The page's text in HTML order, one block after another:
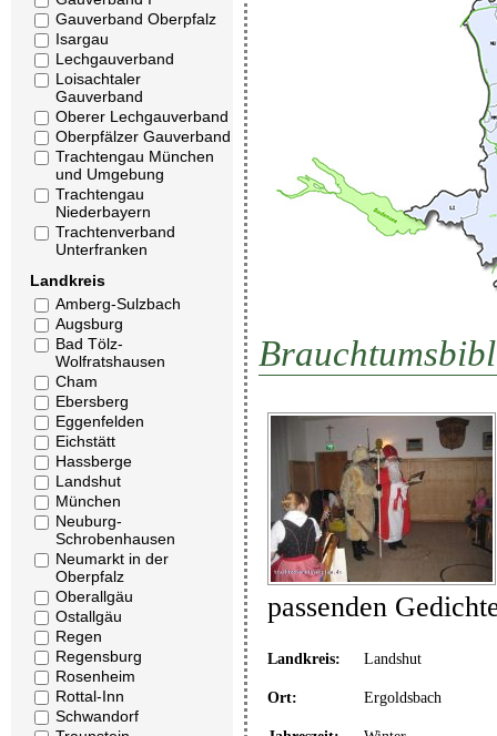
Gauverband Oberpfalz
Isargau
Lechgauverband
Loisachtaler
Gauverband
Oberer Lechgauverband
Oberpfälzer Gauverband
Trachtengau München
und Umgebung
Trachtengau
Niederbayern
Trachtenverband
Unterfranken
Landkreis
Amberg-Sulzbach
Augsburg
Bad Tölz-
Wolfratshausen
Cham
Ebersberg
Eggenfelden
Eichstätt
Hassberge
Landshut
München
Neuburg-
Schrobenhausen
Neumarkt in der
Oberpfalz
Oberallgäu
Ostallgäu
Regen
Regensburg
Rosenheim
Rottal-Inn
Schwandorf
passenden
Landkreis: Landshut
Ort: Ergoldsbach